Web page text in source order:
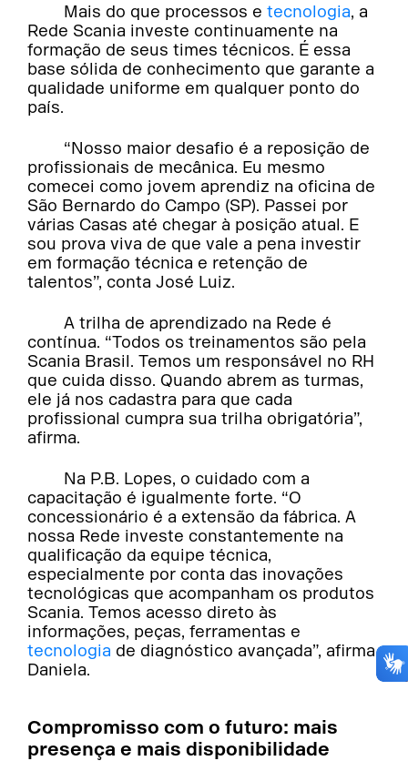
Mais do que processos etecnologia, a
Rede Scania investe continuamente na
formação de seus times técnicos. É essa
base sólida de conhecimento que garante a
qualidade uniforme em qualquer ponto do
país.
“Nosso maior desafio é a reposição de
profissionais de mecânica. Eu mesmo
comecei como jovem aprendiz na oficina de
São Bernardo do Campo (SP). Passei por
várias Casas até chegar à posição atual. E
sou prova viva de que vale a pena investir
em formação técnica e retenção de
talentos”, conta José Luiz.
A trilha de aprendizado na Rede é
contínua. “Todos os treinamentos são pela
Scania Brasil. Temos um responsável no RH
que cuida disso. Quando abrem as turmas,
ele já nos cadastra para que cada
profissional cumpra sua trilha obrigatória”,
afirma.
Na P.B. Lopes, o cuidado com a
capacitação é igualmente forte. “O
concessionário é a extensão da fábrica. A
nossa Rede investe constantemente na
qualificação da equipe técnica,
especialmente por conta das inovações
tecnológicas que acompanham os produtos
Scania. Temos acesso direto às
informações, peças, ferramentas e
tecnologia de diagnóstico avançada”, afirma
Daniela.
Compromisso com o futuro: mais
presença e mais disponibilidade